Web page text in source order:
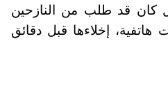
كان قد طلب من النازحين
إخلاءها قبل دقائق